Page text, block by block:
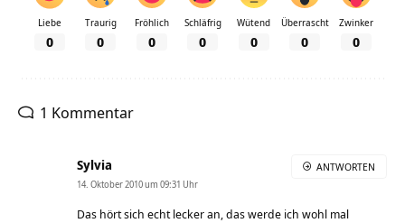
Liebe
0
Traurig
0
Fröhlich
0
Schläfrig
0
Wütend
0
Überrascht
0
Zwinker
0
1 Kommentar
Sylvia
14. Oktober 2010 um 09:31 Uhr
Das hört sich echt lecker an, das werde ich wohl mal
ANTWORTEN